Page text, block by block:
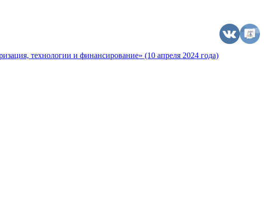
технологии и финансирование» (10 апреля 2024 года)